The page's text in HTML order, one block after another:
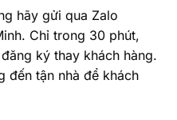
hãy gửi qua Zalo
Chỉ trong 30 phút,
ký thay khách hàng.
đến tận nhà để khách